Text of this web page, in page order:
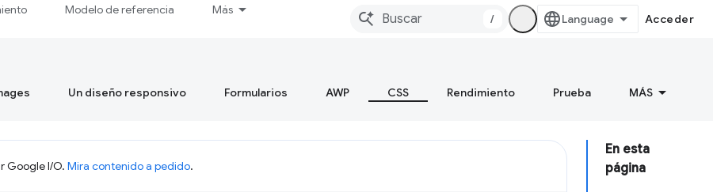
Modelo de referencia Más
/ Acceder
Un diseño responsivo Formularios AWP CSS Rendimiento Prueba MÁS
En esta
página
Google I/O. Mira contenido a pedido.